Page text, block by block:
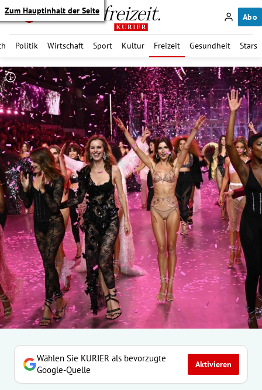
Zum Hauptinhalt der Seite
Abo
Politik Wirtschaft Sport Kultur Freizeit Gesundheit Stars
Untermenü
Untermenü
Untermenü
Untermenü
Untermenü
Untermenü
Wählen Sie KURIER als bevorzugte
Google-Quelle
Aktivieren